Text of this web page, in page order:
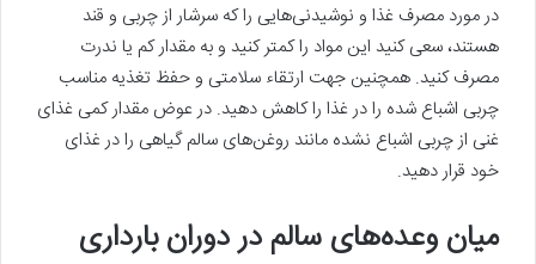
در مورد مصرف غذا و نوشیدنی‌هایی را که سرشار از چربی و قند
هستند، سعی کنید این مواد را کمتر کنید و به مقدار کم یا ندرت
مصرف کنید. همچنین جهت ارتقاء سلامتی و حفظ تغذیه مناسب
چربی اشباع شده را در غذا را کاهش دهید. در عوض مقدار کمی غذای
غنی از چربی اشباع نشده مانند روغن‌های سالم گیاهی را در غذای
خود قرار دهید.
میان وعده‌های سالم در دوران بارداری